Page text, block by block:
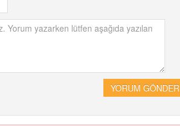
YORUM GÖNDER